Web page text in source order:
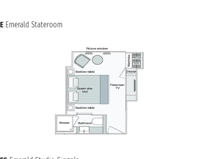
E Emerald Stateroom